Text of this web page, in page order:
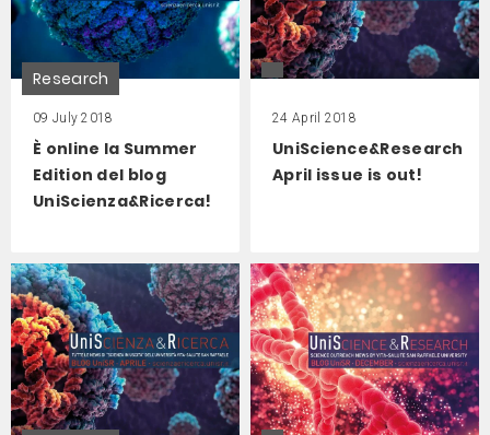
Research
09 July 2018
È online la Summer
Edition del blog
UniScienza&Ricerca!
24 April 2018
UniScience&Research
April issue is out!